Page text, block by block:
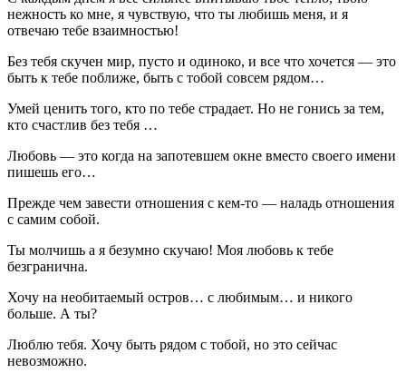
нежность ко мне, я чувствую, что ты любишь меня, и я
отвечаю тебе взаимностью!
Без тебя скучен мир, пусто и одиноко, и все что хочется — это
быть к тебе поближе, быть с тобой совсем рядом…
Умей ценить того, кто по тебе страдает. Но не гонись за тем,
кто счастлив без тебя …
Любовь — это когда на запотевшем окне вместо своего имени
пишешь его…
Прежде чем завести отношения с кем-то — наладь отношения
с самим собой.
Ты молчишь а я безумно скучаю! Моя любовь к тебе
безгранична.
Хочу на необитаемый остров… с любимым… и никого
больше. А ты?
Люблю тебя. Хочу быть рядом с тобой, но это сейчас
невозможно.